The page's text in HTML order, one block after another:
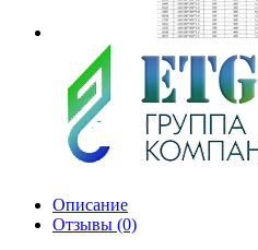
Описание
Отзывы (0)